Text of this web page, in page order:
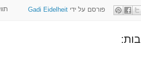
פורסם על ידי Gadi Eidelheit